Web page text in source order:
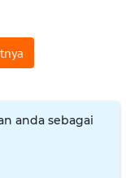
anda sebagai